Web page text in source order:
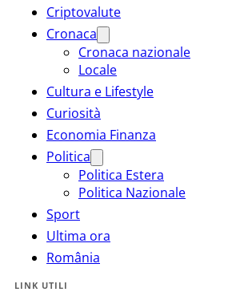
Criptovalute
Cronaca
Cronaca nazionale
Locale
Cultura e Lifestyle
Curiosità
Economia Finanza
Politica
Politica Estera
Politica Nazionale
Sport
Ultima ora
România
LINK UTILI